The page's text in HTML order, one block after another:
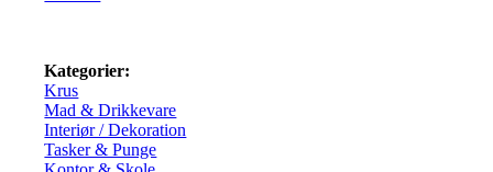
Kategorier:
Krus
Mad & Drikkevare
Interiør / Dekoration
Tasker & Punge